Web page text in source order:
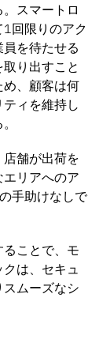
スマートロ
回限りのアク
を待たせる
り出すこと
、顧客は何
ィを維持し
舗が出荷を
リアへのア
手助けなしで
ことで、モ
は、セキュ
ムーズなシ